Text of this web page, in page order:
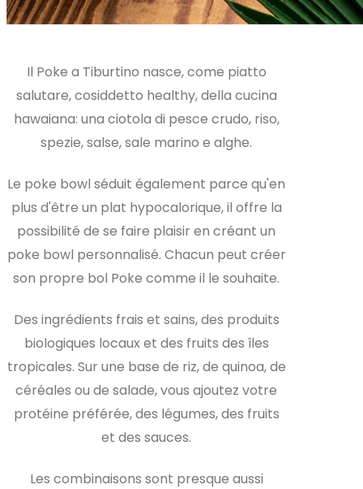
Il Poke a Tiburtino nasce, come piatto
salutare, cosiddetto healthy, della cucina
hawaiana: una ciotola di pesce crudo, riso,
spezie, salse, sale marino e alghe.
Le poke bowl séduit également parce qu'en
plus d'être un plat hypocalorique, il offre la
possibilité de se faire plaisir en créant un
poke bowl personnalisé. Chacun peut créer
son propre bol Poke comme il le souhaite.
Des ingrédients frais et sains, des produits
biologiques locaux et des fruits des îles
tropicales. Sur une base de riz, de quinoa, de
céréales ou de salade, vous ajoutez votre
protéine préférée, des légumes, des fruits
et des sauces.
Les combinaisons sont presque aussi